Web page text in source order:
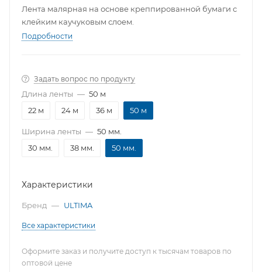
Лента малярная на основе креппированной бумаги с
клейким каучуковым слоем.
Подробности
Задать вопрос по продукту
Длина ленты — 50 м
22 м
24 м 36 м 50 м
Ширина ленты — 50 мм.
30 мм.
38 мм. 50 мм.
Характеристики
Бренд — ULTIMA
Все характеристики
Оформите заказ и получите доступ к тысячам товаров по
оптовой цене